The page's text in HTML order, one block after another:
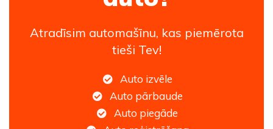
Atradīsim automašīnu, kas piemērota
tieši Tev!
Auto izvēle
Auto pārbaude
Auto piegāde